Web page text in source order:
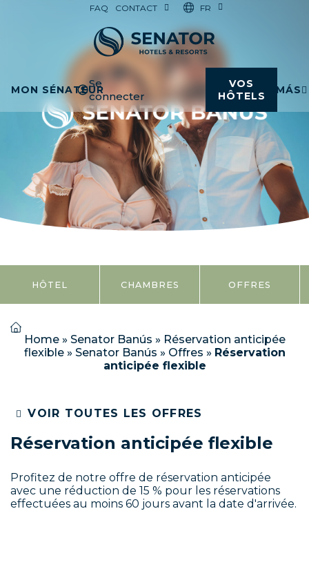
FAQ CONTACT FR
MON SÉNATEUR
Se
connecter
VOS
HÔTELS
MÁS
HÔTEL CHAMBRES OFFRES
Home» Senator Banús » Réservation anticipée
flexible» Senator Banús » Offres » Réservation
anticipée flexible
VOIR TOUTES LES OFFRES
Réservation anticipée flexible
Profitez de notre offre de réservation anticipée
avec une réduction de 15 % pour les réservations
effectuées au moins 60 jours avant la date d'arrivée.